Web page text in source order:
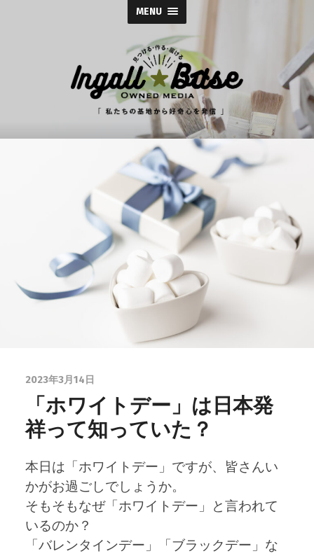
MENU
イ
ン
ガ
ル
ス
株
会
2023年3月14日
「ホワイトデー」は日本発
祥って知っていた？
本日は「ホワイトデー」ですが、皆さんい
かがお過ごしでしょうか。
そもそもなぜ「ホワイトデー」と言われて
いるのか？
「バレンタインデー」「ブラックデー」な